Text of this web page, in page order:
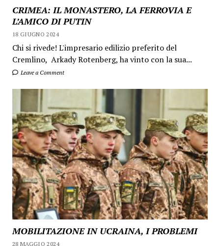
CRIMEA: IL MONASTERO, LA FERROVIA E
L’AMICO DI PUTIN
18 GIUGNO 2024
Chi si rivede! L'impresario edilizio preferito del
Cremlino, Arkady Rotenberg, ha vinto con la sua...
Leave a Comment
MOBILITAZIONE IN UCRAINA, I PROBLEMI
28 MAGGIO 2024